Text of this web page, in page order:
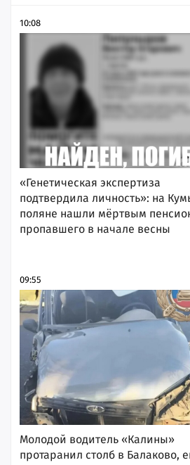
10:08
«Генетическая экспертиза
подтвердила личность»: на
поляне нашли мёртвым
пропавшего в начале весны
09:55
Молодой водитель «Калины»
протаранил столб в Балаково,